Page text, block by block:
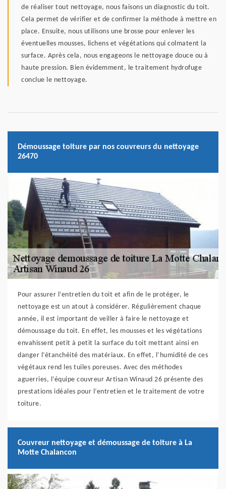
de réaliser tout nettoyage, nous faisons un diagnostic du toit.
Cela permet de vérifier et de confirmer la méthode à mettre en
place. Ensuite, nous utilisons une brosse pour enlever les
éventuelles mousses, lichens et végétations qui colmatent la
surface. Après cela, nous engageons le nettoyage douce ou à
haute pression. Bien évidemment, le traitement hydrofuge
conclue le nettoyage.
Démoussage toiture par nos couvreurs du nettoyage
26470
Pour assurer l’entretien du toit et afin de le protéger, le
nettoyage est un atout à considérer. Régulièrement chaque
année, il est important de veiller à faire le nettoyage et
démoussage du toit. En effet, les mousses et les végétations
envahissent petit à petit la surface du toit mettant ainsi en
danger l’étanchéité des matériaux. En effet, l’humidité de ces
végétaux rend les tuiles poreuses. Avec des méthodes
aguerries, l’équipe couvreur Artisan Winaud 26 présente des
prestations idéales pour l’entretien et le traitement de votre
toiture.
Couvreur nettoyage et démoussage de toiture à La
Motte Chalancon